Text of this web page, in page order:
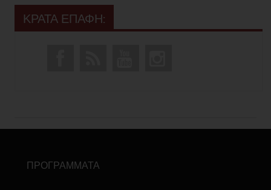
ΚΡΑΤΑ ΕΠΑΦΗ:
ΠΡΟΓΡΑΜΜΑΤΑ